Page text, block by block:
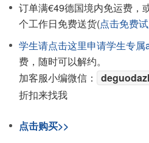
订单满€49德国境内免运费，
个工作日免费送货(点击免费
学生请点击这里申请学生专属
费，随时可以解约。
加客服小编微信：
折扣来找我
点击购买>>